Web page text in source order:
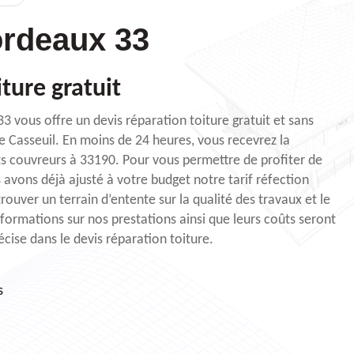
33
gratuit
vous offre un devis réparation toiture gratuit et sans
En moins de 24 heures, vous recevrez la
couvreurs à 33190. Pour vous permettre de profiter de
déjà ajusté à votre budget notre tarif réfection
un terrain d’entente sur la qualité des travaux et le
sur nos prestations ainsi que leurs coûts seront
dans le devis réparation toiture.